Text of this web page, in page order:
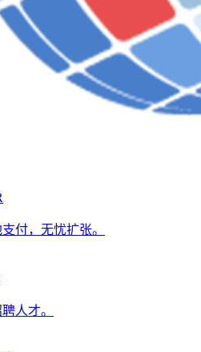
付，无忧扩张。
人才。